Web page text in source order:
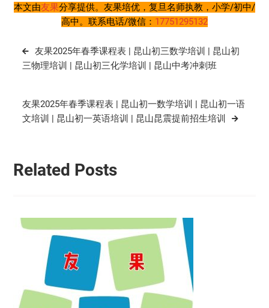
本文由友果分享提供。友果培优，复旦名师执教，小学/初中/
高中。联系电话/微信： 17751295132
文
章
航
友果2025年春季课程表 | 昆山初三数学培训 | 昆山初
三物理培训 | 昆山初三化学培训 | 昆山中考冲刺班
友果2025年春季课程表 | 昆山初一数学培训 | 昆山初一语
文培训 | 昆山初一英语培训 | 昆山昆震提前招生培训
Related Posts